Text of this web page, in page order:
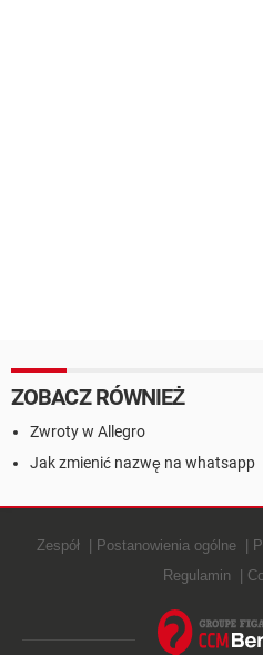
ZOBACZ RÓWNIEŻ
Zwroty w Allegro
Jak zmienić nazwę na whatsapp
Zespół Postanowienia ogólne
Regulamin